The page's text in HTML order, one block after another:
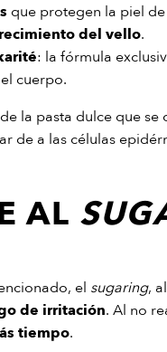
que protegen la piel
del vello.
: la fórmula
cuerpo.
la pasta dulce que
de a las células
AL
el sugaring,
de irritación. Al no
tiempo.